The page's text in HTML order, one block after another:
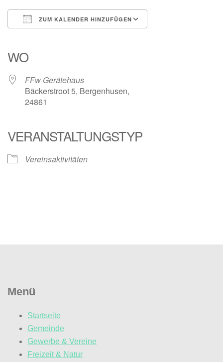
ZUM KALENDER HINZUFÜGEN
WO
FFw Gerätehaus
Bäckerstroot 5, Bergenhusen,
24861
VERANSTALTUNGSTYP
Vereinsaktivitäten
Menü
Startseite
Gemeinde
Gewerbe & Vereine
Freizeit & Natur